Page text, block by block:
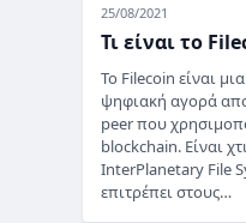
25/08/2021
Τι είναι το
Το Filecoin είναι
ψηφιακή αγορά
peer που
blockchain. Είναι
InterPlanetary File
επιτρέπει στους…